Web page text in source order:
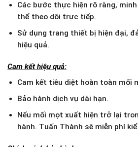
Các bước thực hiện rõ ràng,
thể theo dõi trực tiếp.
Sử dụng trang thiết bị hiện đại,
hiệu quả.
Cam kết hiệu quả:
Cam kết tiêu diệt hoàn toàn mối
Bảo hành dịch vụ dài hạn.
Nếu mối mọt xuất hiện trở lại
hành. Tuấn Thành sẽ miễn phí